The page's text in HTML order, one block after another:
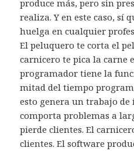
produce más, pero sin
realiza. Y en este caso, sí
huelga en cualquier
El peluquero te corta el
carnicero te pica la carne
programador tiene la
mitad del tiempo
esto genera un trabajo
comporta problemas a
pierde clientes. El
clientes. El software